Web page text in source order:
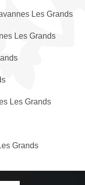
Les Grands
Les Grands
Les Grands
Grands